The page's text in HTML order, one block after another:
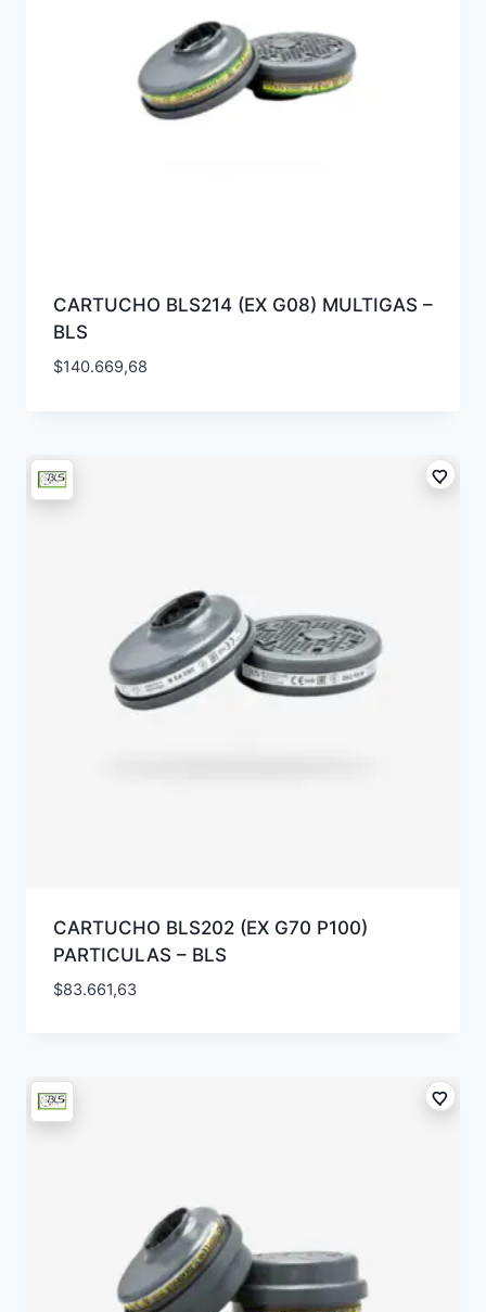
CARTUCHO BLS214 (EX G08) MULTIGAS –
BLS
$140.669,68
CARTUCHO BLS202 (EX G70 P100)
PARTICULAS – BLS
$83.661,63